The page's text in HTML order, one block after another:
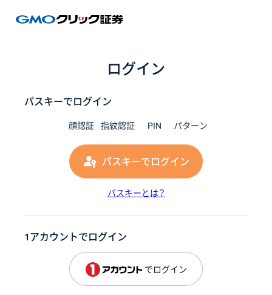
ログイン
パスキーでログイン
顔認証 指紋認証 PIN パターン
パスキーでログイン
パスキーとは？
1アカウントでログイン
でログイン